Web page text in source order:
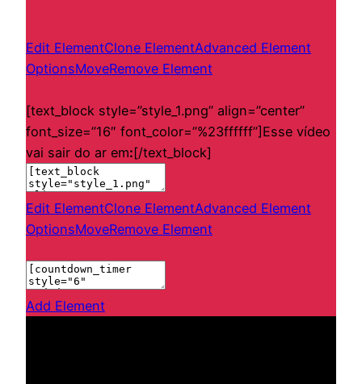
Edit ElementClone ElementAdvanced Element
OptionsMoveRemove Element
[text_block style=”style_1.png” align=”center”
font_size=”16″ font_color=”%23ffffff”]Esse vídeo
vai sair do ar em:[/text_block]
Edit ElementClone ElementAdvanced Element
OptionsMoveRemove Element
Add Element